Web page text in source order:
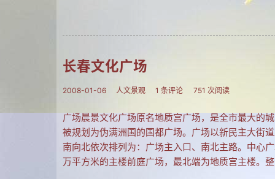
长春文化广场
2008-01-06 人文景观 1 条评论 751 次阅读
广场晨景文化广场原名地质宫广场，是全市最大的
被规划为伪满洲国的国都广场。广场以新民主大街
南向北依次排列为：广场主入口、南北主路。中心
万平方米的主楼前庭广场，最北端为地质宫主楼。